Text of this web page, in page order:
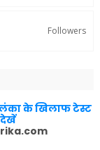
Followers
के खिलाफ टेस्ट
देखें